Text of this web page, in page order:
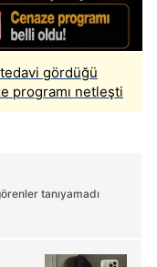
gördüğü
programı netleşti
tanıyamadı